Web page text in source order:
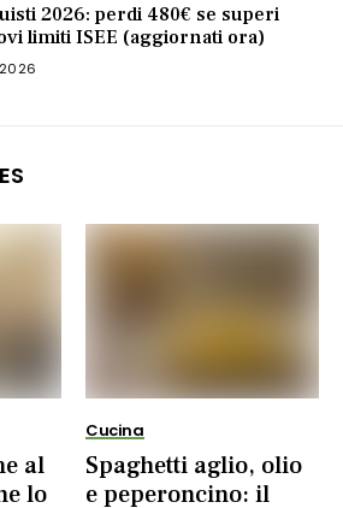
2026: perdi 480€ se superi
limiti ISEE (aggiornati ora)
al
lo
Cucina
Spaghetti aglio, olio
e peperoncino: il